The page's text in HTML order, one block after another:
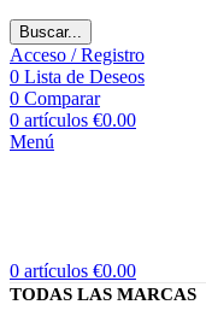
Buscar...
Acceso / Registro
0 Lista de Deseos
0 Comparar
0 artículos €0.00
Menú
0 artículos €0.00
TODAS LAS MARCAS